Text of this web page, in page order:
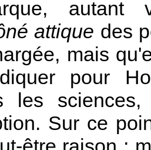
autant
attique des
mais
pour
les
Sur ce